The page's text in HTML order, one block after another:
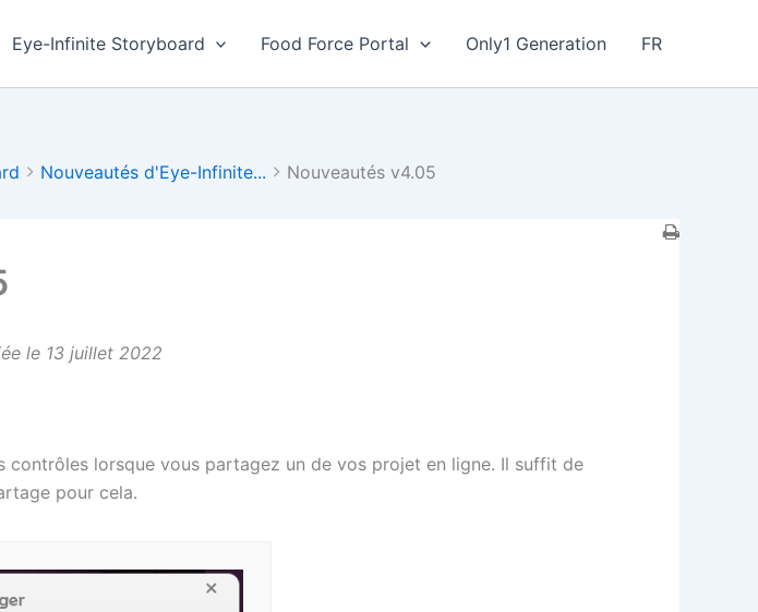
Eye-Infinite Storyboard Food Force Portal Only1 Generation FR
Nouveautés d'Eye-Infinite... Nouveautés v4.05
le 13 juillet 2022
contrôles lorsque vous partagez un de vos projet en ligne. Il suffit de
pour cela.